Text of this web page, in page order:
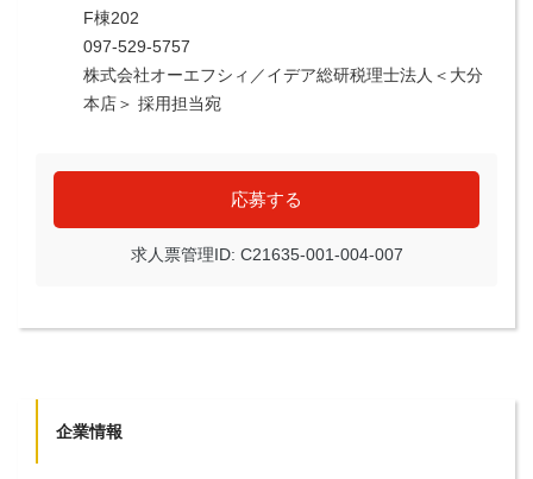
F棟202
097-529-5757
株式会社オーエフシィ／イデア総研税理士法人＜大分
本店＞ 採用担当宛
応募する
求人票管理ID: C21635-001-004-007
企業情報